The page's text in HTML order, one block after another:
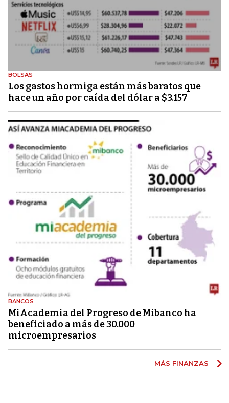
BOLSAS
Los gastos hormiga están más baratos que
hace un año por caída del dólar a $3.157
BANCOS
MiAcademia del Progreso de Mibanco ha
beneficiado a más de 30.000
microempresarios
MÁS FINANZAS